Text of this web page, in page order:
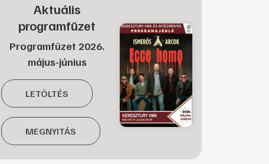
Aktuális
programfüzet
Programfüzet 2026.
május-június
LETÖLTÉS
MEGNYITÁS